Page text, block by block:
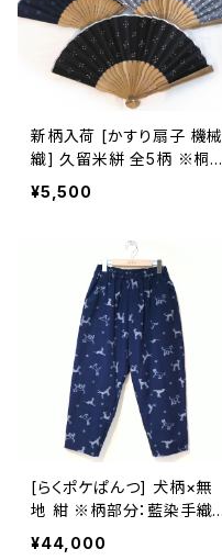
新柄入荷 [かすり扇子 機械
織] 久留米絣 全5柄 ※桐箱
入り可(別途200円)
¥5,500
[らくポケぱんつ] 犬柄×無
地 紺 ※柄部分：藍染手織
り久留米絣使用 池田絣工
¥44,000